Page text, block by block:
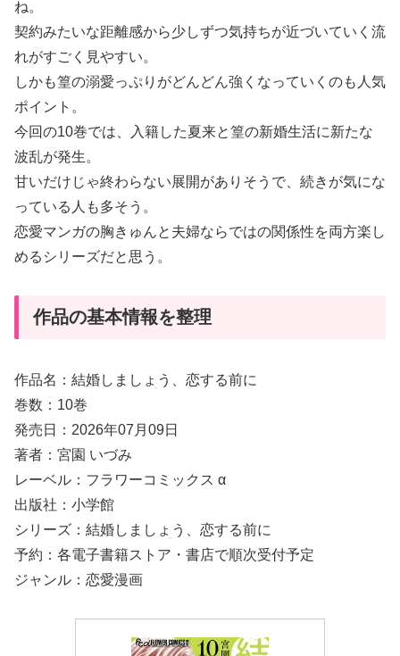
ね。
契約みたいな距離感から少しずつ気持ちが近づいていく流
れがすごく見やすい。
しかも篁の溺愛っぷりがどんどん強くなっていくのも人気
ポイント。
今回の10巻では、入籍した夏来と篁の新婚生活に新たな
波乱が発生。
甘いだけじゃ終わらない展開がありそうで、続きが気にな
っている人も多そう。
恋愛マンガの胸きゅんと夫婦ならではの関係性を両方楽し
めるシリーズだと思う。
作品の基本情報を整理
作品名：結婚しましょう、恋する前に
巻数：10巻
発売日：2026年07月09日
著者：宮園 いづみ
レーベル：フラワーコミックス α
出版社：小学館
シリーズ：結婚しましょう、恋する前に
予約：各電子書籍ストア・書店で順次受付予定
ジャンル：恋愛漫画